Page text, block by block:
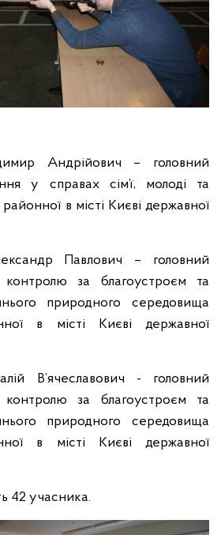
Андрійович – головний
у справах сім’ї, молоді та
в місті Києві державної
Павлович – головний
контролю за благоустроєм та
природного середовища
в місті Києві державної
В’ячеславович - головний
контролю за благоустроєм та
природного середовища
в місті Києві державної
42 учасника.